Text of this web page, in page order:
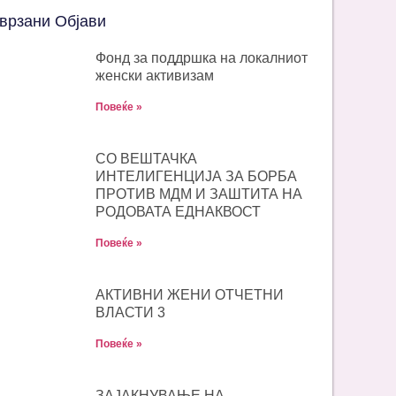
Објави
Фонд за поддршка на локалниот
женски активизам
Повеќе »
СО ВЕШТАЧКА
ИНТЕЛИГЕНЦИЈА ЗА БОРБА
ПРОТИВ МДМ И ЗАШТИТА НА
РОДОВАТА ЕДНАКВОСТ
Повеќе »
АКТИВНИ ЖЕНИ ОТЧЕТНИ
ВЛАСТИ 3
Повеќе »